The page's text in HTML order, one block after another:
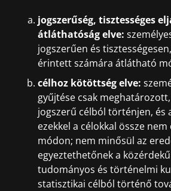
jogszerűség, tisztességes
átláthatóság elve:
jogszerűen és
érintett számára átlátható
célhoz kötöttség elve:
gyűjtése csak
jogszerű célból történjen, és
ezekkel a célokkal össze
módon; nem minősül az
egyeztethetőnek a
tudományos és történelmi
statisztikai célból történő